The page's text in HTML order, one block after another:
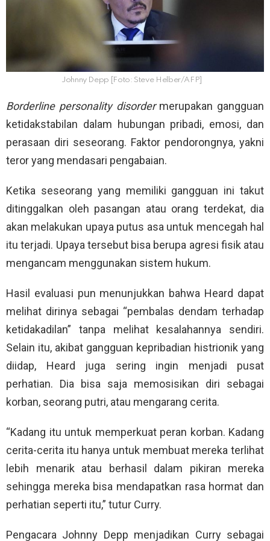
Johnny Depp [Foto: Steve Helber/AFP]
Borderline personality disordermerupakan gangguan
ketidakstabilan dalam hubungan pribadi, emosi, dan
perasaan diri seseorang. Faktor pendorongnya, yakni
teror yang mendasari pengabaian.
Ketika seseorang yang memiliki gangguan ini takut
ditinggalkan oleh pasangan atau orang terdekat, dia
akan melakukan upaya putus asa untuk mencegah hal
itu terjadi. Upaya tersebut bisa berupa agresi fisik atau
mengancam menggunakan sistem hukum.
Hasil evaluasi pun menunjukkan bahwa Heard dapat
melihat dirinya sebagai “pembalas dendam terhadap
ketidakadilan” tanpa melihat kesalahannya sendiri.
Selain itu, akibat gangguan kepribadian histrionik yang
diidap, Heard juga sering ingin menjadi pusat
perhatian. Dia bisa saja memosisikan diri sebagai
korban, seorang putri, atau mengarang cerita.
“Kadang itu untuk memperkuat peran korban. Kadang
cerita-cerita itu hanya untuk membuat mereka terlihat
lebih menarik atau berhasil dalam pikiran mereka
sehingga mereka bisa mendapatkan rasa hormat dan
perhatian seperti itu,” tutur Curry.
Pengacara Johnny Depp menjadikan Curry sebagai